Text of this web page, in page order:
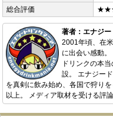
総合評価
著者：エナジ
2001年頃、在
に出会い感動
ドリンクの本
設。 エナジー
を真剣に飲み始め、各国で狩り
以上。 メディア取材を受ける評